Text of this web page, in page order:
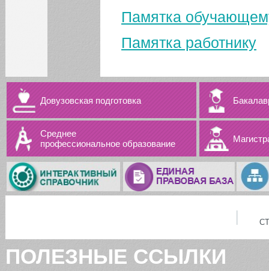
Памятка
Памятка работнику
Довузовская подготовка
Среднее
профессиональное образование
ПОЛЕЗНЫЕ ССЫЛКИ